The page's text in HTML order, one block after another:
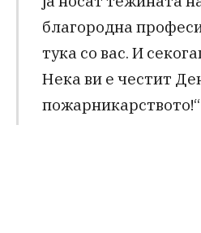
благородна
тука со вас. И
Нека ви е честит
пожарникарството!“